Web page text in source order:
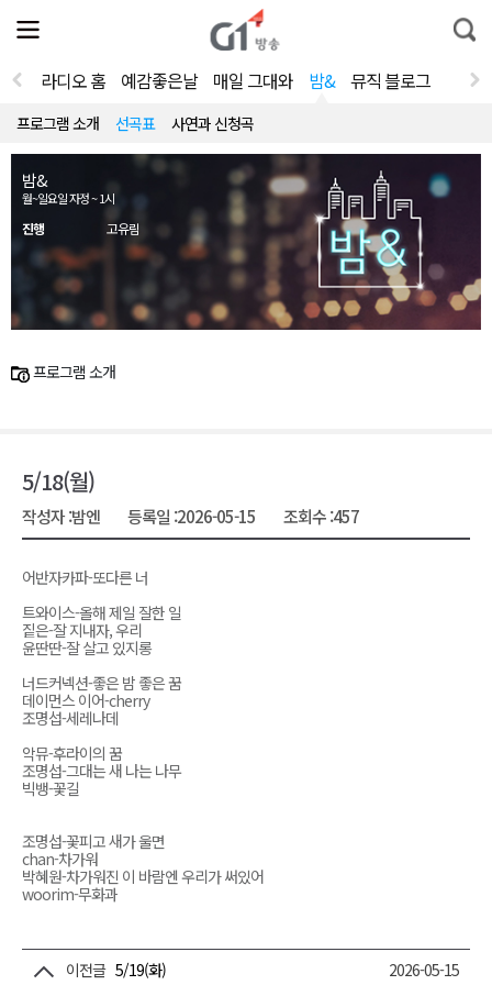
전
체
뉴
열
통
합
라디오 홈 예감좋은날 매일 그대와 밤& 뮤직 블로그
프로그램 소개 선곡표 사연과 신청곡
밤&
월~일요일 자정 ~ 1시
진행 고유림
프로그램 소개
5/18(월)
작성자 :밤엔 등록일 :2026-05-15 조회수 :457
어반자카파-또다른 너
트와이스-올해 제일 잘한 일
짙은-잘 지내자, 우리
윤딴딴-잘 살고 있지롱
너드커넥션-좋은 밤 좋은 꿈
데이먼스 이어-cherry
조명섭-세레나데
악뮤-후라이의 꿈
조명섭-그대는 새 나는 나무
빅뱅-꽃길
조명섭-꽃피고 새가 울면
chan-차가워
박혜원-차가워진 이 바람엔 우리가 써있어
woorim-무화과
이전글 5/19(화) 2026-05-15